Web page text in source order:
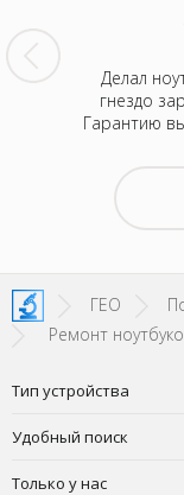
за
Делал
гнездо
Гарантию
ГЕО
Ремонт
Тип устройства
Удобный поиск
Только у нас